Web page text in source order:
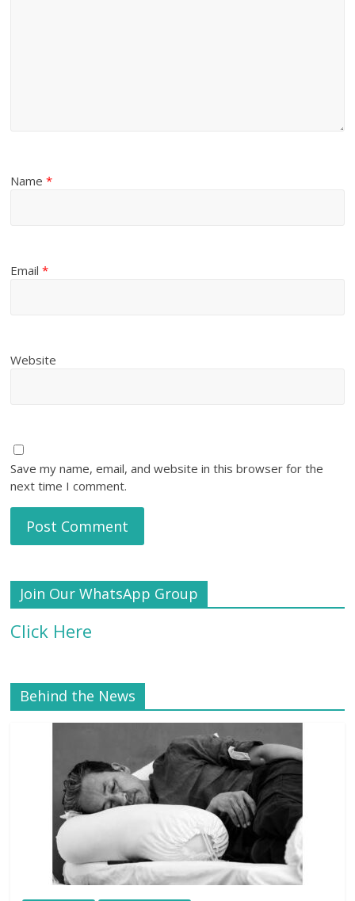
Name*
Email*
Website
Save my name, email, and website in this browser for the
next time I comment.
Join Our WhatsApp Group
Click Here
Behind the News